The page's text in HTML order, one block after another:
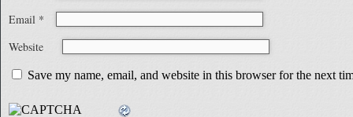
Email *
Website
Save my name, email, and website in this browser for the next